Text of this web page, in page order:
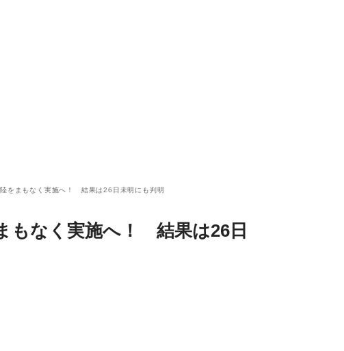
をまもなく実施へ！ 結果は26日未明にも判明
もなく実施へ！ 結果は26日